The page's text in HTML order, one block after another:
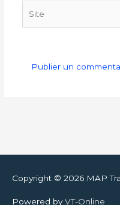
Copyright © 2026 MAP
Powered byVT-Online